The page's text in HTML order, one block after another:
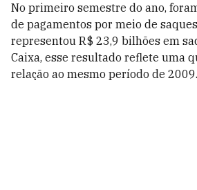
No primeiro semestre do ano,
de pagamentos por meio de
representou R$ 23,9 bilhões em
Caixa, esse resultado reflete uma
relação ao mesmo período de 2009.